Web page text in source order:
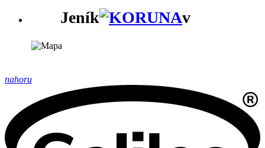
Jeník v
nahoru